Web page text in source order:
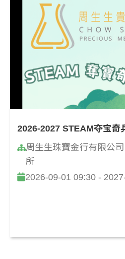
2026-2027 STEAM夺宝奇
周生生珠寶金行有限公
所
2026-09-01 09:30 -